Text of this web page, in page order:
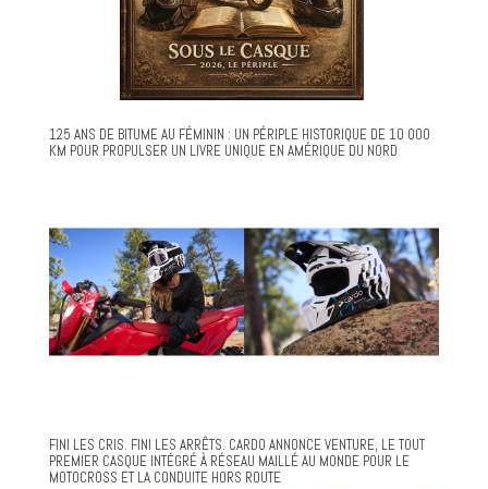
125 ANS DE BITUME AU FÉMININ : UN PÉRIPLE HISTORIQUE DE 10 000
KM POUR PROPULSER UN LIVRE UNIQUE EN AMÉRIQUE DU NORD
FINI LES CRIS. FINI LES ARRÊTS. CARDO ANNONCE VENTURE, LE TOUT
PREMIER CASQUE INTÉGRÉ À RÉSEAU MAILLÉ AU MONDE POUR LE
MOTOCROSS ET LA CONDUITE HORS ROUTE